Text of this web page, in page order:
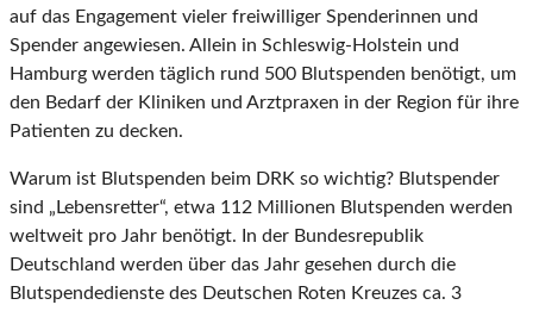
auf das Engagement vieler freiwilliger Spenderinnen und
Spender angewiesen. Allein in Schleswig-Holstein und
Hamburg werden täglich rund 500 Blutspenden benötigt, um
den Bedarf der Kliniken und Arztpraxen in der Region für ihre
Patienten zu decken.
Warum ist Blutspenden beim DRK so wichtig? Blutspender
sind „Lebensretter“, etwa 112 Millionen Blutspenden werden
weltweit pro Jahr benötigt. In der Bundesrepublik
Deutschland werden über das Jahr gesehen durch die
Blutspendedienste des Deutschen Roten Kreuzes ca. 3